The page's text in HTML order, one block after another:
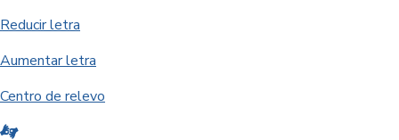
Reducir letra
Aumentar letra
Centro de relevo